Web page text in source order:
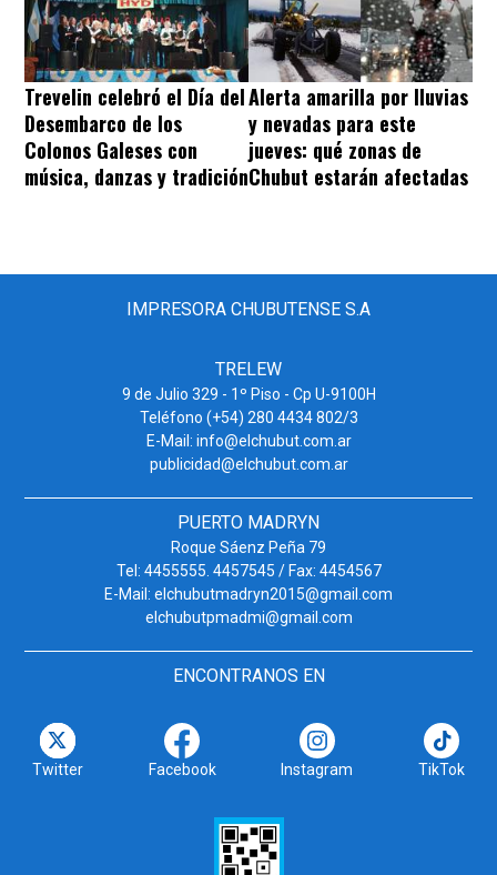
Trevelin celebró el Día del
Desembarco de los
Colonos Galeses con
música, danzas y tradición
Alerta amarilla por lluvias
y nevadas para este
jueves: qué zonas de
Chubut estarán afectadas
IMPRESORA CHUBUTENSE S.A
TRELEW
9 de Julio 329 - 1º Piso - Cp U-9100H
Teléfono (+54) 280 4434 802/3
E-Mail: info@elchubut.com.ar
publicidad@elchubut.com.ar
PUERTO MADRYN
Roque Sáenz Peña 79
Tel: 4455555. 4457545 / Fax: 4454567
E-Mail: elchubutmadryn2015@gmail.com
elchubutpmadmi@gmail.com
ENCONTRANOS EN
Twitter Facebook Instagram TikTok